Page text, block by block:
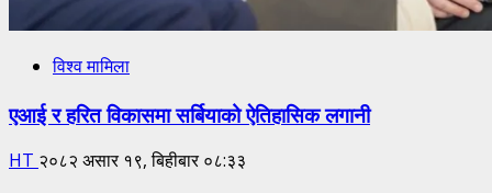
विश्व मामिला
एआई र हरित विकासमा सर्बियाको ऐतिहासिक लगानी
HT २०८२ असार १९, बिहीबार ०८:३३